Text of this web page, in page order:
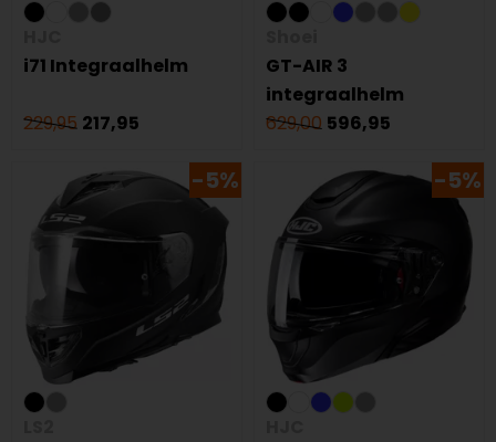
i71 Integraalhelm
229,95 217,95
GT-AIR 3
integraalhelm
629,00 596,95
-5% -5%